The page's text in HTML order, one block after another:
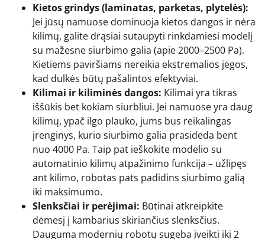
Kietos grindys (laminatas, parketas, plytelės):
Jei jūsų namuose dominuoja kietos dangos ir nėra
kilimų, galite drąsiai sutaupyti rinkdamiesi modelį
su mažesne siurbimo galia (apie 2000–2500 Pa).
Kietiems paviršiams nereikia ekstremalios jėgos,
kad dulkės būtų pašalintos efektyviai.
Kilimai ir kiliminės dangos: Kilimai yra tikras
iššūkis bet kokiam siurbliui. Jei namuose yra daug
kilimų, ypač ilgo plauko, jums bus reikalingas
įrenginys, kurio siurbimo galia prasideda bent
nuo 4000 Pa. Taip pat ieškokite modelio su
automatinio kilimų atpažinimo funkcija – užlipęs
ant kilimo, robotas pats padidins siurbimo galią
iki maksimumo.
Slenksčiai ir perėjimai: Būtinai atkreipkite
dėmesį į kambarius skiriančius slenksčius.
Dauguma modernių robotų sugeba įveikti iki 2